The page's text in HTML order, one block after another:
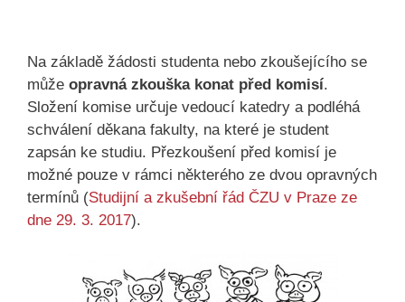
Na základě žádosti studenta nebo zkoušejícího se
může opravná zkouška konat před komisí.
Složení komise určuje vedoucí katedry a podléhá
schválení děkana fakulty, na které je student
zapsán ke studiu. Přezkoušení před komisí je
možné pouze v rámci některého ze dvou opravných
termínů (Studijní a zkušební řád ČZU v Praze ze
dne 29. 3. 2017).